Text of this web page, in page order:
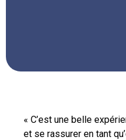
« C’est une belle
et se rassurer en tant